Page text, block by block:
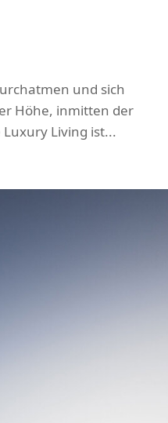
und sich
Höhe, inmitten der
Living ist...